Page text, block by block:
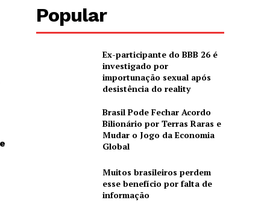
Popular
Ex-participante do BBB 26 é
investigado por
importunação sexual após
desistência do reality
Brasil Pode Fechar Acordo
Bilionário por Terras Raras e
Mudar o Jogo da Economia
Global
Muitos brasileiros perdem
esse benefício por falta de
informação